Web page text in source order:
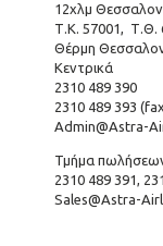
12χλμ
Τ.Κ. 57001, Τ.Θ.
Θέρμη
Κεντρικά
2310 489 390
2310 489 393
Admin@Astra-
Τμήμα
2310 489 391,
Sales@Astra-